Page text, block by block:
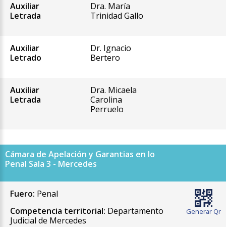
Auxiliar
Letrada
Dra. María
Trinidad Gallo
Auxiliar
Letrado
Dr. Ignacio
Bertero
Auxiliar
Letrada
Dra. Micaela
Carolina
Perruelo
Cámara de Apelación y Garantias en lo
Penal Sala 3 - Mercedes
Generar Qr
Fuero: Penal
Competencia territorial: Departamento
Judicial de Mercedes